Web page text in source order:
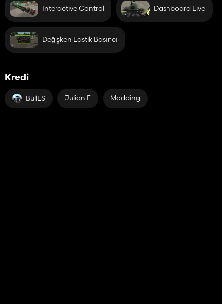
Interactive Control Dashboard Live
Değişken Lastik Basıncı
Kredi
BullES Julian F Modding